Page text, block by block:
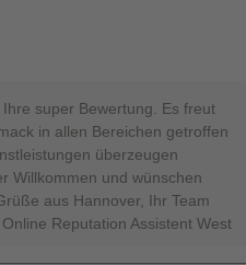
super Bewertung. Es freut
in allen Bereichen getroffen
überzeugen
Willkommen und wünschen
aus Hannover, Ihr Team
Reputation Assistent West